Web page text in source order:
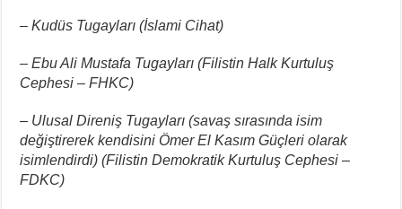
–Kudüs Tugayları (İslami Cihat)
–Ebu Ali Mustafa Tugayları (Filistin Halk Kurtuluş
Cephesi – FHKC)
– Ulusal Direniş Tugayları (savaş sırasında isim
değiştirerek kendisini Ömer El Kasım Güçleri olarak
isimlendirdi) (Filistin Demokratik Kurtuluş Cephesi –
FDKC)